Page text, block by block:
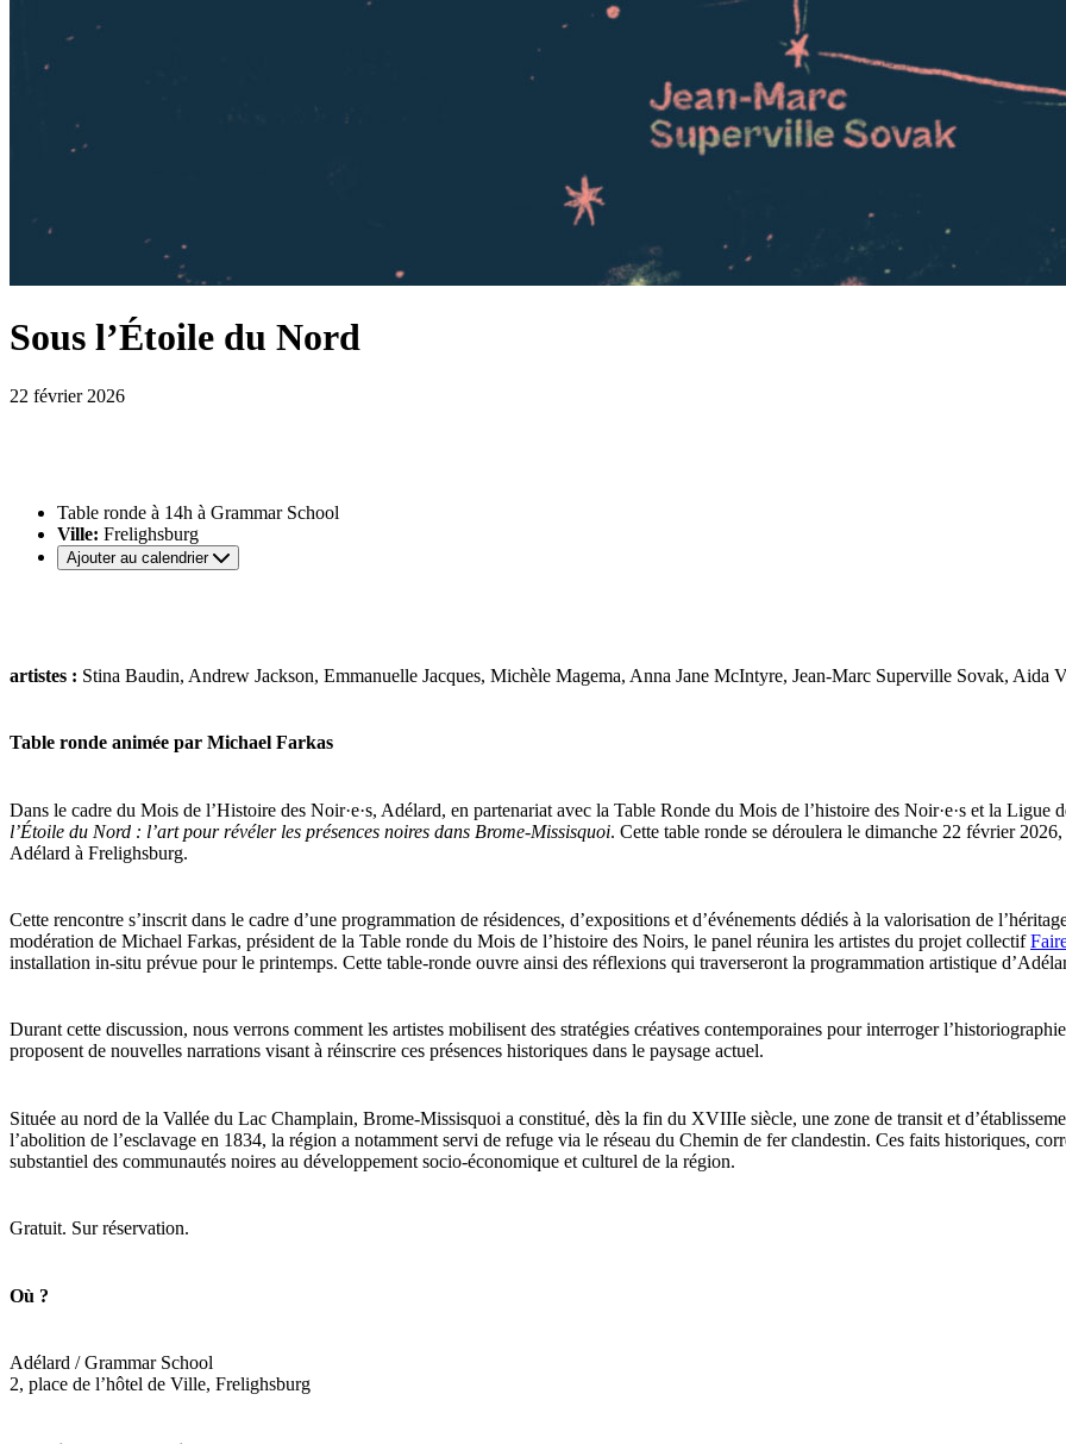
Sous l’Étoile du Nord
22 février 2026
Table ronde à 14h à Grammar School
Ville: Frelighsburg
Ajouter au calendrier
artistes : Stina Baudin, Andrew Jackson, Emmanuelle Jacques, Michèle Magema, Anna Jane McIntyre, Jean-Marc Superville Sovak, Aida
Table ronde animée par Michael Farkas
Dans le cadre du Mois de l’Histoire des Noir·e·s, Adélard, en partenariat avec la Table Ronde du Mois de l’histoire des Noir·e·s et la Ligue
l’Étoile du Nord : l’art pour révéler les présences noires dans Brome-Missisquoi. Cette table ronde se déroulera le dimanche 22 février
Adélard à Frelighsburg.
Cette rencontre s’inscrit dans le cadre d’une programmation de résidences, d’expositions et d’événements dédiés à la valorisation de
modération de Michael Farkas, président de la Table ronde du Mois de l’histoire des Noirs, le panel réunira les artistes du projet collectif
installation in-situ prévue pour le printemps. Cette table-ronde ouvre ainsi des réflexions qui traverseront la programmation artistique
Durant cette discussion, nous verrons comment les artistes mobilisent des stratégies créatives contemporaines pour interroger
proposent de nouvelles narrations visant à réinscrire ces présences historiques dans le paysage actuel.
Située au nord de la Vallée du Lac Champlain, Brome-Missisquoi a constitué, dès la fin du XVIIIe siècle, une zone de transit et
l’abolition de l’esclavage en 1834, la région a notamment servi de refuge via le réseau du Chemin de fer clandestin. Ces faits historiques,
substantiel des communautés noires au développement socio-économique et culturel de la région.
Gratuit. Sur réservation.
Où ?
Adélard / Grammar School
2, place de l’hôtel de Ville, Frelighsburg